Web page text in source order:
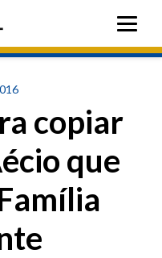
copiar
que